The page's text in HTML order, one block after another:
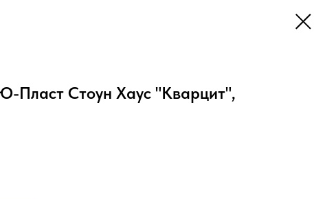
Пласт Стоун Хаус "Кварцит",